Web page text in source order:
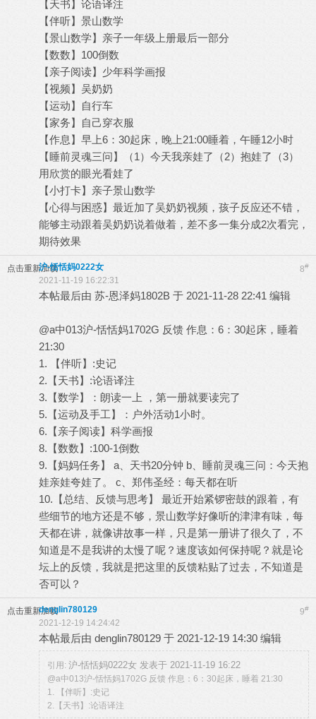
【天书】论语译注
【伴听】景山数学
【景山数学】亲子一年级上册最后一部分
【数数】100倒数
【亲子阅读】少年科学画报
【视频】吴奶奶
【运动】自行车
【家务】自己穿衣服
【作息】早上6：30起床，晚上21:00睡着，午睡12小时
【睡前灵魂三问】（1）今天我亲娃了（2）抱娃了（3）
用欣赏的眼光看娃了
【小打卡】亲子景山数学
【心得与困惑】最近加了吴奶奶视频，孩子反应还不错，
能够主动跟着吴奶奶说着做着，差不多一集分成2次看完，
期待效果
点击重新加载 8#
沪-恬恬妈0222女
2021-11-19 16:22:31
本帖最后由 苏-恩泽妈1802B 于 2021-11-28 22:41 编辑
@a中013沪-恬恬妈1702G 反馈 作息：6：30起床，睡着
21:30
1. 【伴听】:史记
2.【天书】:论语译注
3.【数学】：朗读一上 ，第一册就要读完了
5.【运动及手工】：户外活动1小时。
6.【亲子阅读】科学画报
8.【数数】:100-1倒数
9.【妈妈任务】 a、天书20分钟 b、睡前灵魂三问：今天抱
娃亲娃夸娃了。 c、郑伟圣经：每天都在听
10.【总结、反馈与思考】 最近开始紧锣密鼓的跟着，有
些细节的地方还是不够，景山数学好像听的津津有味，每
天都在讲，就像讲故事一样，只是第一册讲了很久了，不
知道是不是我讲的太慢了呢？速度该如何保持呢？就是论
坛上的反馈，我就是把这里的反馈粘贴了过去，不知道是
否可以？
点击重新加载 9#
denglin780129
2021-12-19 14:24:42
本帖最后由 denglin780129 于 2021-12-19 14:30 编辑
引用: 沪-恬恬妈0222女 发表于 2021-11-19 16:22
@a中013沪-恬恬妈1702G 反馈 作息：6：30起床，睡着 21:30
1. 【伴听】:史记
2.【天书】:论语译注